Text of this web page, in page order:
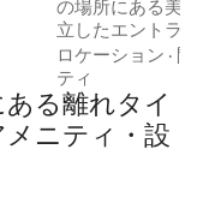
バ
の場所にある美し
立したエントラン
パートに分かれて
「SOFIA」は最下
でご宿泊いただ
ースがあり、大
エリア、バーベキ
ロケーション · 間
ティ
る離れタイ
ニティ・設